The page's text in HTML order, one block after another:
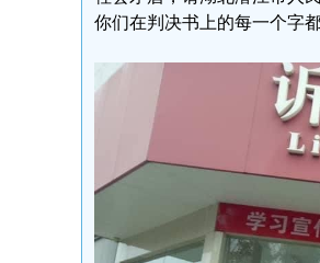
你们在判决书上的每一个字